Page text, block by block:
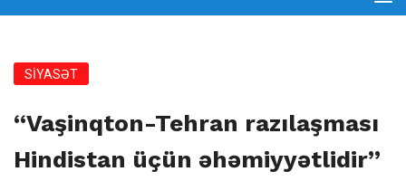
SİYASƏT
“Vaşinqton-Tehran razılaşması
Hindistan üçün əhəmiyyətlidir”